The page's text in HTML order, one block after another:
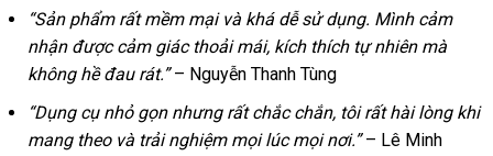
“Sản phẩm rất mềm mại và khá dễ sử dụng. Mình cảm
nhận được cảm giác thoải mái, kích thích tự nhiên mà
không hề đau rát.”– Nguyễn Thanh Tùng
“Dụng cụ nhỏ gọn nhưng rất chắc chắn, tôi rất hài lòng khi
mang theo và trải nghiệm mọi lúc mọi nơi.”– Lê Minh